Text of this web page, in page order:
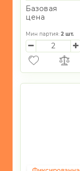
Базовая
цена
Мин партия: 2 шт.